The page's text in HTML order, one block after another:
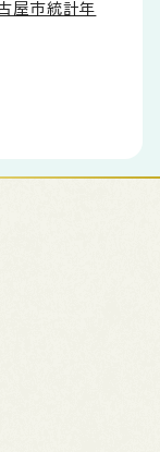
屋市統計年